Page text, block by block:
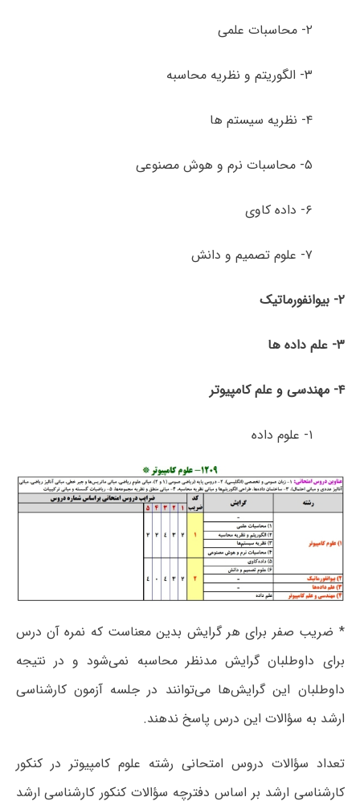
۲- محاسبات علمی
۳- الگوریتم و نظریه محاسبه
۴- نظریه سیستم­ ها
۵- محاسبات نرم و هوش مصنوعی
۶- داده کاوی
۷- علوم تصمیم و دانش
۲- بیوانفورماتیک
۳- علم داده ها
۴- مهندسی و علم کامپیوتر
۱- علوم داده
* ضریب صفر برای هر گرایش بدین معناست که نمره آن درس
برای داوطلبان گرایش مدنظر محاسبه نمی‌شود و در نتیجه
داوطلبان این گرایش‌ها می‌توانند در جلسه آزمون کارشناسی
ارشد به سؤالات این درس پاسخ ندهند.
تعداد سؤالات دروس امتحانی رشته علوم کامپیوتر در کنکور
کارشناسی ارشد بر اساس دفترچه سؤالات کنکور کارشناسی ارشد